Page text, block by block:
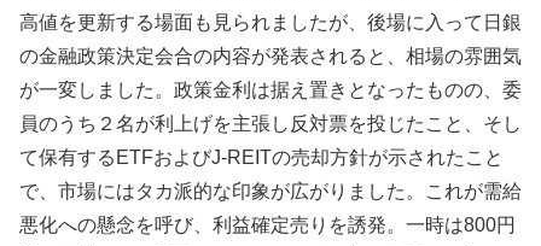
高値を更新する場面も見られましたが、後場に入って日銀
の金融政策決定会合の内容が発表されると、相場の雰囲気
が一変しました。政策金利は据え置きとなったものの、委
員のうち２名が利上げを主張し反対票を投じたこと、そし
て保有するETFおよびJ-REITの売却方針が示されたこと
で、市場にはタカ派的な印象が広がりました。これが需給
悪化への懸念を呼び、利益確定売りを誘発。一時は800円